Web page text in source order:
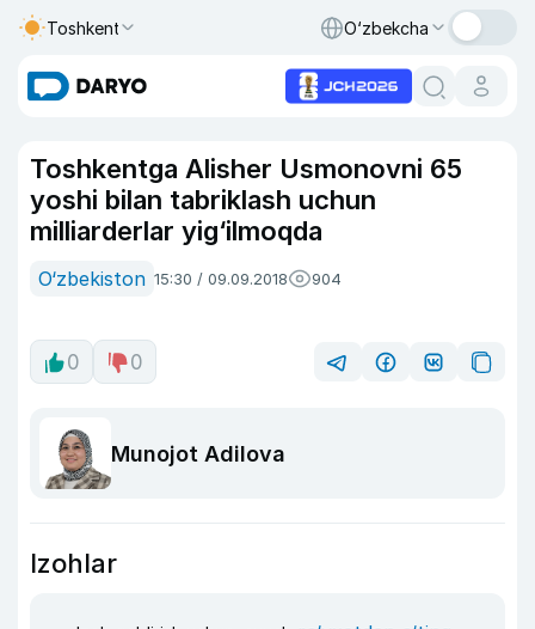
Toshkent O‘zbekcha
Toshkentga Alisher Usmonovni 65
yoshi bilan tabriklash uchun
milliarderlar yig‘ilmoqda
O‘zbekiston 15:30 / 09.09.2018 904
0 0
Munojot Adilova
Izohlar